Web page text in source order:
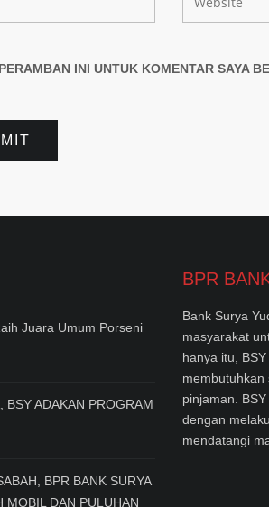
INI UNTUK KOMENTAR SAYA
Juara Umum Porseni
BSY ADAKAN PROGRAM
BPR BANK SURYA
MOBIL DAN PULUHAN
BPR
Bank Surya
masyarakat
hanya itu,
membutuhkan
pinjaman.
dengan
mendatangi